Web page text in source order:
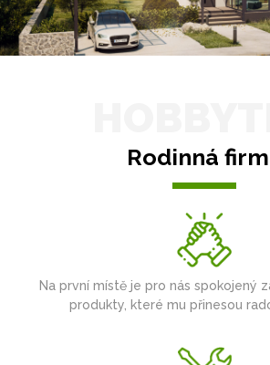
Rodinná
Na první místě je pro nás spokojený
produkty, které mu přinesou